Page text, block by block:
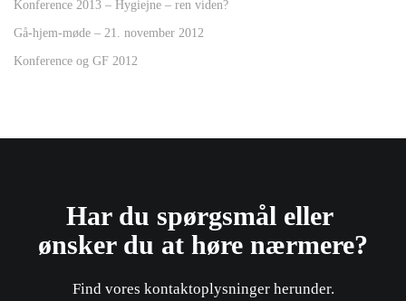
Konference 2013 – Hygiejne – ren viden?
Gå-hjem-møde – 21. november 2012
Konference og GF 2012
Har du spørgsmål eller ​
ønsker du at høre nærmere?
Find vores kontaktoplysninger herunder.